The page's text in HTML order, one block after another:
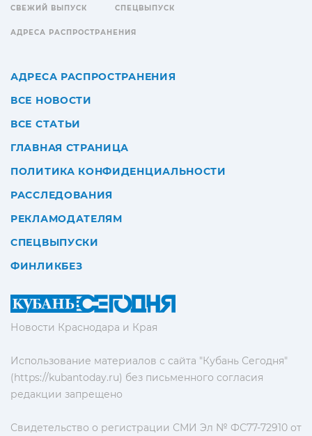
Новости Краснодара и Края
Использование материалов с сайта "Кубань Сегодня"
(https://kubantoday.ru) без письменного согласия
редакции запрещено
Свидетельство о регистрации СМИ Эл № ФС77-72910 от
СВЕЖИЙ ВЫПУСК СПЕЦВЫПУСК
АДРЕСА РАСПРОСТРАНЕНИЯ
АДРЕСА РАСПРОСТРАНЕНИЯ
ВСЕ НОВОСТИ
ВСЕ СТАТЬИ
ГЛАВНАЯ СТРАНИЦА
ПОЛИТИКА КОНФИДЕНЦИАЛЬНОСТИ
РАССЛЕДОВАНИЯ
РЕКЛАМОДАТЕЛЯМ
СПЕЦВЫПУСКИ
ФИНЛИКБЕЗ